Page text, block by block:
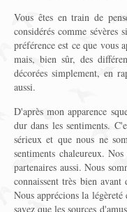
Vous êtes en train de
considérés comme
préférence est ce que vous
mais, bien sûr, des
décorées simplement, en
aussi.
D'après mon apparence
dur dans les sentiments.
sérieux et que nous ne
sentiments chaleureux.
partenaires aussi. Nous
connaissent très bien
Nous apprécions la
savez que les sources